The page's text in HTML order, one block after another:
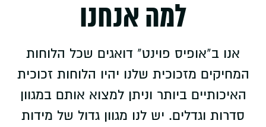
למה אנחנו
אנו ב"אופיס פוינט" דואגים שכל הלוחות
המחיקים מזכוכית שלנו יהיו הלוחות זכוכית
האיכותיים ביותר וניתן למצוא אותם במגוון
סדרות וגדלים. יש לנו מגוון גדול של מידות